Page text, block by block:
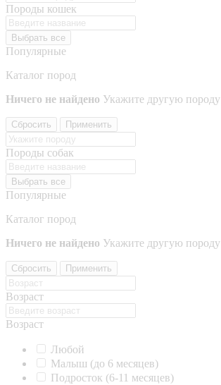
Породы кошек
Выбрать все
Популярные
Каталог пород
Ничего не найдено Укажите другую породу
Сбросить Применить
Породы собак
Выбрать все
Популярные
Каталог пород
Ничего не найдено Укажите другую породу
Сбросить Применить
Возраст
Возраст
Любой
Малыш (до 6 месяцев)
Подросток (6-11 месяцев)